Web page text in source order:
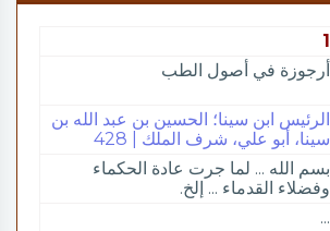
1
أرجوزة في أصول الطب
الرئيس ابن سينا؛ الحسين بن عبد الله بن
سينا، أبو علي، شرف الملك | 428
بسم الله ... لما جرت عادة الحكماء
وفضلاء القدماء ... إلخ.
...